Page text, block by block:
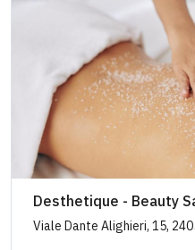
Desthetique - Beauty
Viale Dante Alighieri, 15,